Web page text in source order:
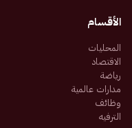
الأقسام
المحليات
الاقتصاد
رياضة
مدارات عالمية
وظائف
الترفيه